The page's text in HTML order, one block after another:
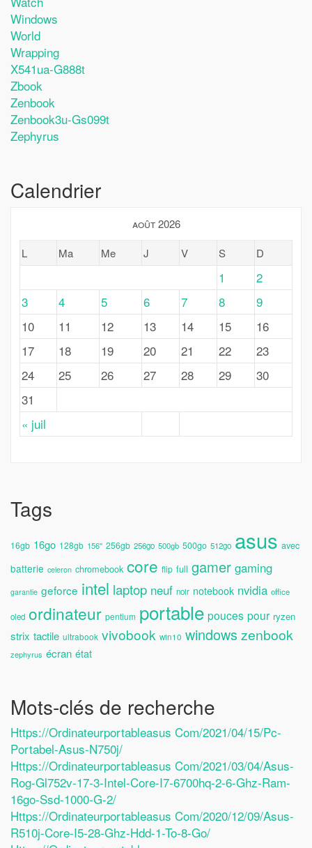
Windows
World
Wrapping
X541ua-G888t
Zbook
Zenbook
Zenbook3u-Gs099t
Zephyrus
Calendrier
août 2026
L
Ma Me J V S D
« juil
1
2
3
4 5 6 7 8
9
10
11 12 13 14 15
16
17
18 19 20 21 22
23
24
25 26 27 28 29
30
31
Tags
16gb 16go 128gb 156'' 256gb 256go 500gb 500go 512go asus avec
batterie celeron chromebook core flip full gamer gaming
garantie geforce intel laptop neuf noir notebook nvidia office
oled ordinateur pentium portable pouces pour ryzen
strix tactile ultrabook vivobook win10 windows zenbook
zephyrus écran état
Mots-clés de recherche
Https://ordinateurportableasus Com/2021/04/15/pc-
Portabel-Asus-N750j/
Https://ordinateurportableasus Com/2021/03/04/asus-
Rog-Gl752v-17-3-Intel-Core-I7-6700hq-2-6-Ghz-Ram-
16go-Ssd-1000-G-2/
Https://ordinateurportableasus Com/2020/12/09/asus-
R510j-Core-I5-28-Ghz-Hdd-1-To-8-Go/